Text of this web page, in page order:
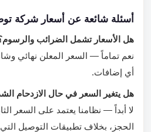
أسئلة شائعة عن أسعار شركة
هل الأسعار تشمل الضرائب والرسوم؟
نعم تماماً — السعر المعلن نهائي
أي إضافات.
هل يتغير السعر في حال الازدحام
لا أبداً — نظامنا يعتمد على السعر
الحجز، بخلاف تطبيقات التوصيل التي